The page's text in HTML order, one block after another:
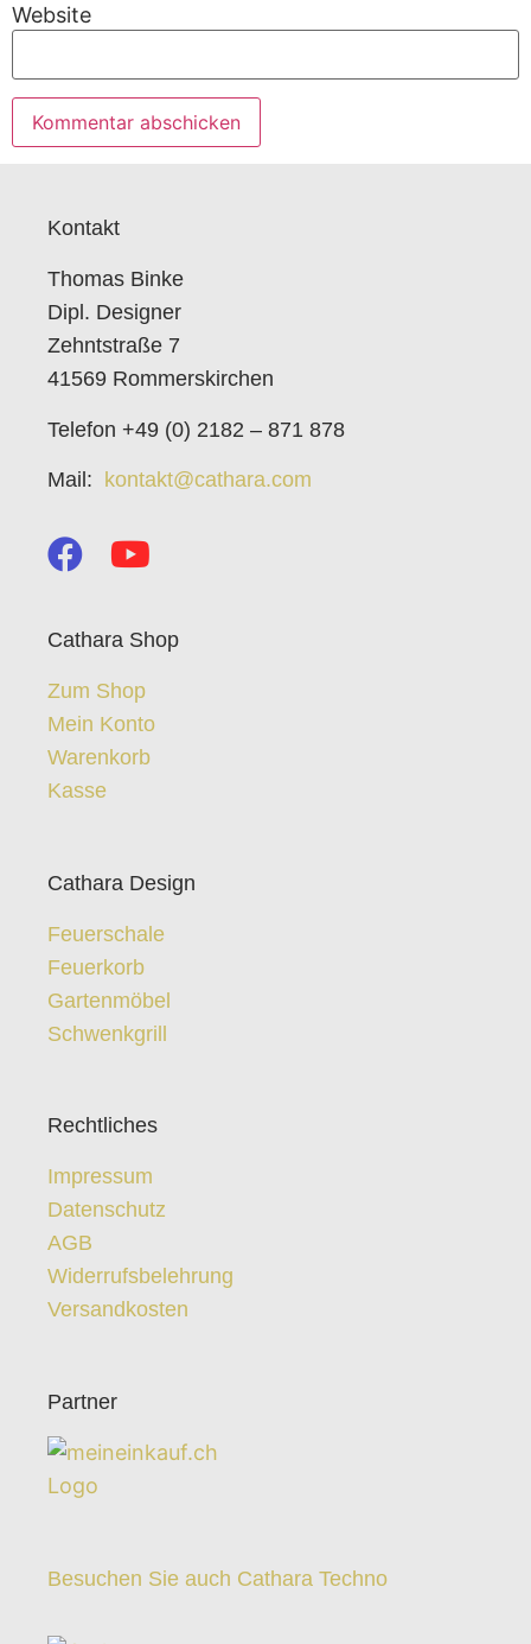
Website
Kontakt
Thomas Binke
Dipl. Designer
Zehntstraße 7
41569 Rommerskirchen
Telefon +49 (0) 2182 – 871 878
Mail: kontakt@cathara.com
Cathara Shop
Zum Shop
Mein Konto
Warenkorb
Kasse
Cathara Design
Feuerschale
Feuerkorb
Gartenmöbel
Schwenkgrill
Rechtliches
Impressum
Datenschutz
AGB
Widerrufsbelehrung
Versandkosten
Partner
Besuchen Sie auch Cathara Techno